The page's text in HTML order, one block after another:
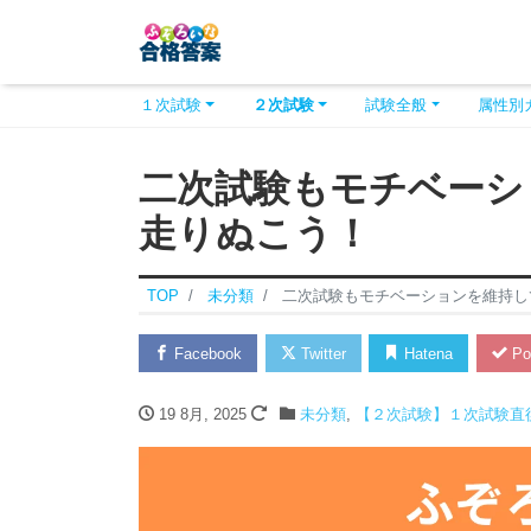
１次試験 ２次試験 試験全般 属性別
二次試験もモチベー
走りぬこう！
TOP 未分類 二次試験もモチベーションを維持
Facebook Twitter Hatena
19 8月, 2025 未分類, 【２次試験】１次試験